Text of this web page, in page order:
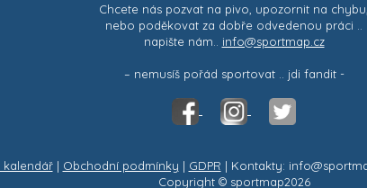
Chcete nás pozvat na pivo, upozornit na chybu,
nebo poděkovat za dobře odvedenou práci ..
napište nám.. info@sportmap.cz
– nemusíš pořád sportovat .. jdi fandit -
kalendář| Obchodní podmínky | GDPR | Kontakty:
Copyright © sportmap2026